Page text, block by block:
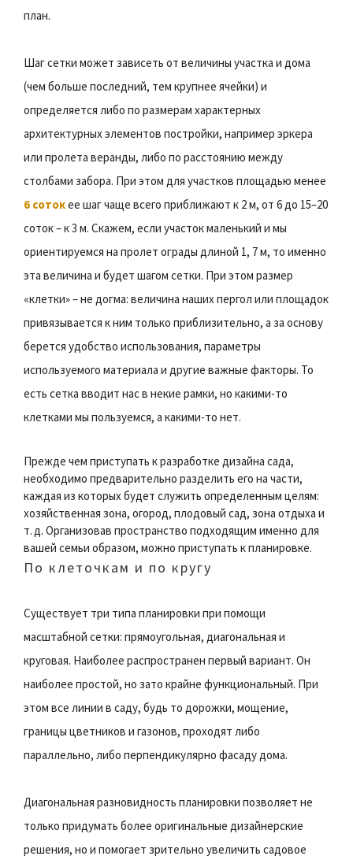
план.
Шаг сетки может зависеть от величины участка и дома
(чем больше последний, тем крупнее ячейки) и
определяется либо по размерам характерных
архитектурных элементов постройки, например эркера
или пролета веранды, либо по расстоянию между
столбами забора. При этом для участков площадью менее
6 сотокее шаг чаще всего приближают к 2 м, от 6 до 15–20
соток – к 3 м. Скажем, если участок маленький и мы
ориентируемся на пролет ограды длиной 1, 7 м, то именно
эта величина и будет шагом сетки. При этом размер
«клетки» – не догма: величина наших пергол или площадок
привязывается к ним только приблизительно, а за основу
берется удобство использования, параметры
используемого материала и другие важные факторы. То
есть сетка вводит нас в некие рамки, но какими-то
клетками мы пользуемся, а какими-то нет.
Прежде чем приступать к разработке дизайна сада,
необходимо предварительно разделить его на части,
каждая из которых будет служить определенным целям:
хозяйственная зона, огород, плодовый сад, зона отдыха и
т. д. Организовав пространство подходящим именно для
вашей семьи образом, можно приступать к планировке.
По клеточкам и по кругу
Существует три типа планировки при помощи
масштабной сетки: прямоугольная, диагональная и
круговая. Наиболее распространен первый вариант. Он
наиболее простой, но зато крайне функциональный. При
этом все линии в саду, будь то дорожки, мощение,
границы цветников и газонов, проходят либо
параллельно, либо перпендикулярно фасаду дома.
Диагональная разновидность планировки позволяет не
только придумать более оригинальные дизайнерские
решения, но и помогает зрительно увеличить садовое